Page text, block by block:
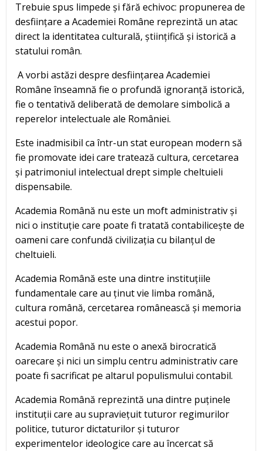
Trebuie spus limpede și fără echivoc: propunerea de
desființare a Academiei Române reprezintă un atac
direct la identitatea culturală, științifică și istorică a
statului român.
A vorbi astăzi despre desființarea Academiei
Române înseamnă fie o profundă ignoranță istorică,
fie o tentativă deliberată de demolare simbolică a
reperelor intelectuale ale României.
Este inadmisibil ca într-un stat european modern să
fie promovate idei care tratează cultura, cercetarea
și patrimoniul intelectual drept simple cheltuieli
dispensabile.
Academia Română nu este un moft administrativ și
nici o instituție care poate fi tratată contabilicește de
oameni care confundă civilizația cu bilanțul de
cheltuieli.
Academia Română este una dintre instituțiile
fundamentale care au ținut vie limba română,
cultura română, cercetarea românească și memoria
acestui popor.
Academia Română nu este o anexă birocratică
oarecare și nici un simplu centru administrativ care
poate fi sacrificat pe altarul populismului contabil.
Academia Română reprezintă una dintre puținele
instituții care au supraviețuit tuturor regimurilor
politice, tuturor dictaturilor și tuturor
experimentelor ideologice care au încercat să